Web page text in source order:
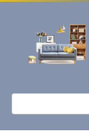
Перейти
контенту
Поиск: